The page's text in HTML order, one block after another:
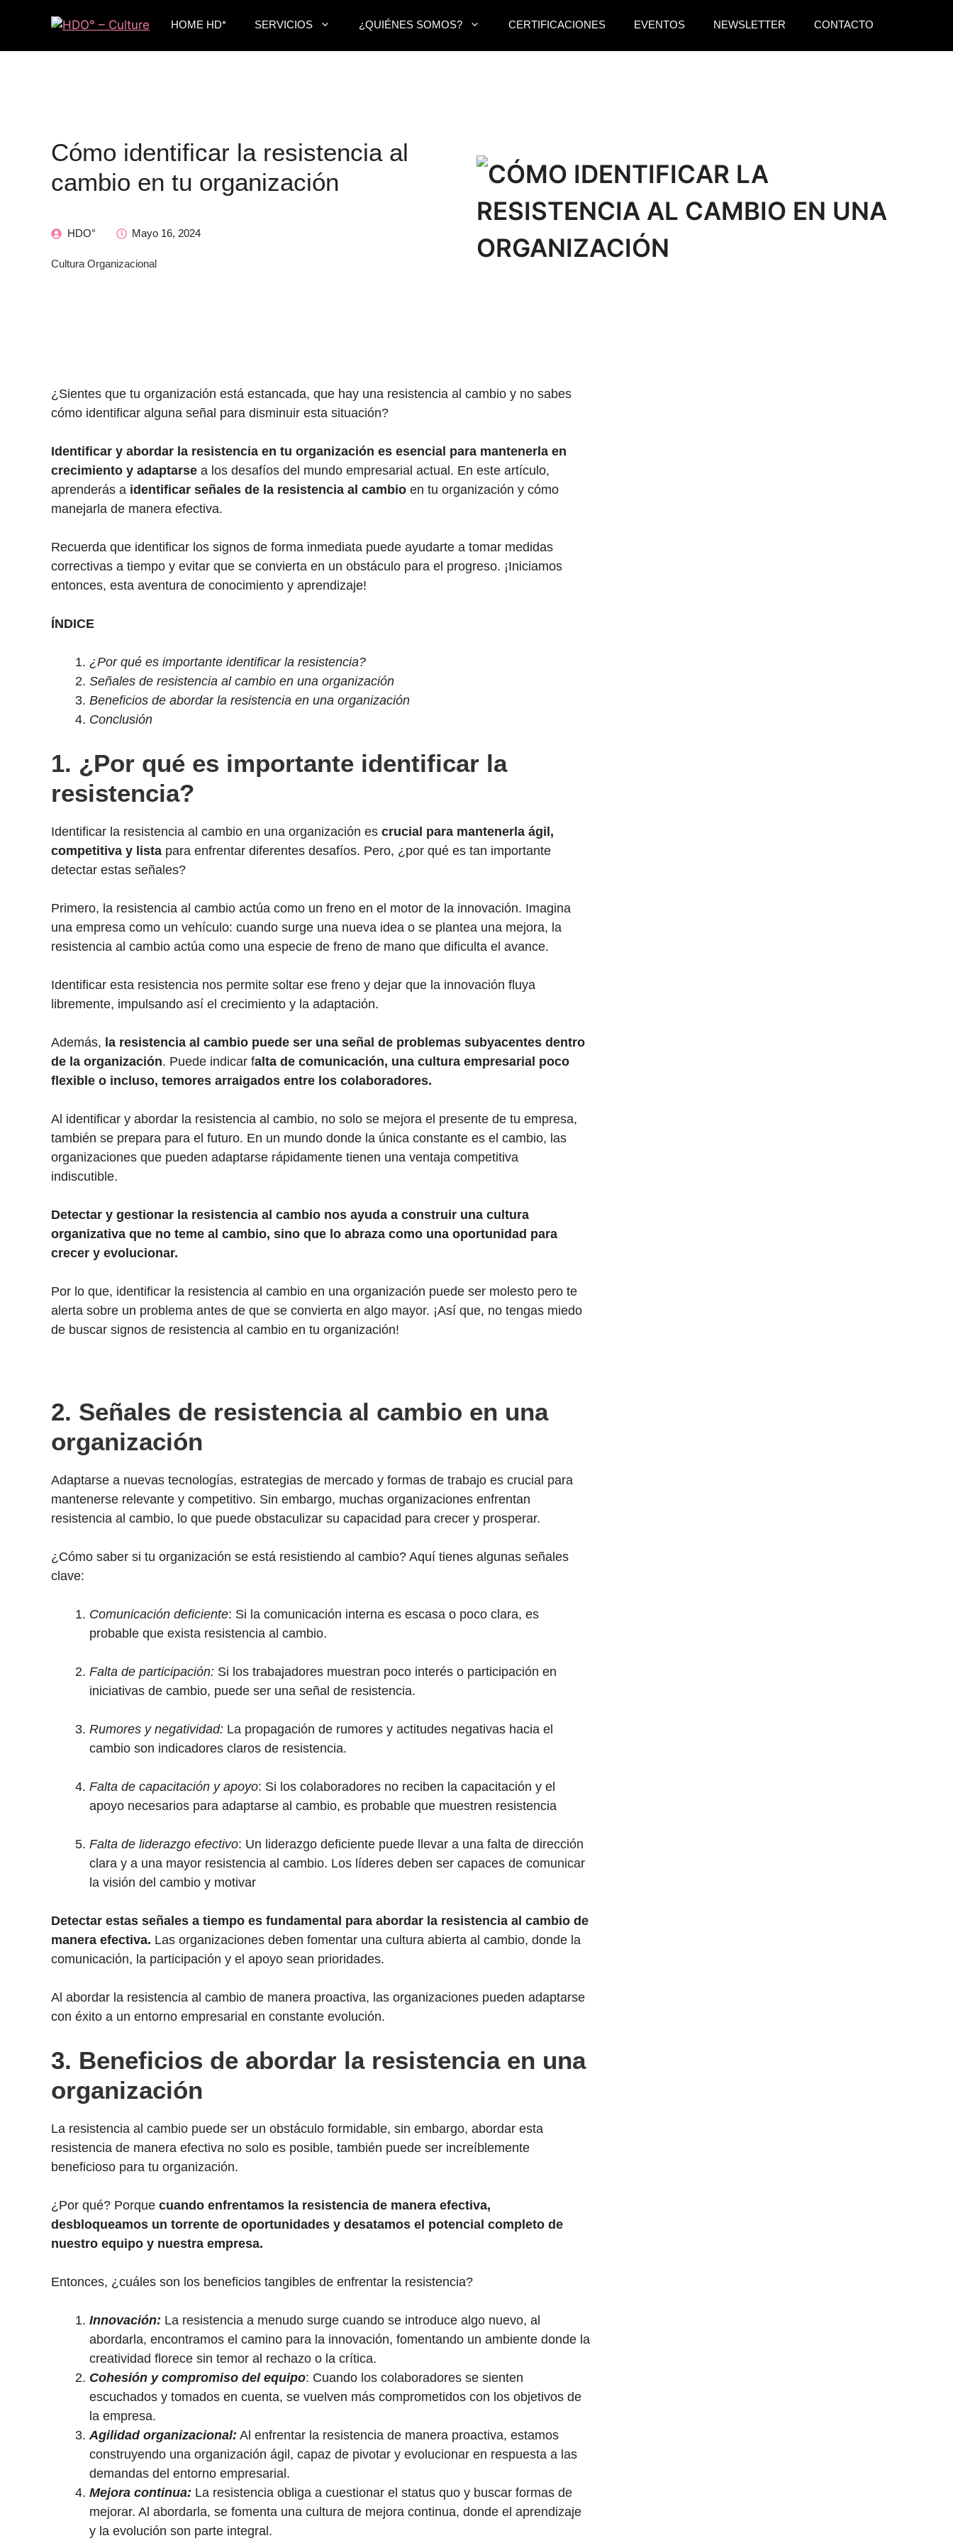
HOME HD* SERVICIOS ¿QUIÉNES SOMOS? CERTIFICACIONES EVENTOS NEWSLETTER CONTACTO
Cómo identificar la resistencia al
cambio en tu organización
HDO° Mayo 16, 2024
Cultura Organizacional
¿Sientes que tu organización está estancada, que hay una resistencia al cambio y no sabes
cómo identificar alguna señal para disminuir esta situación?
Identificar y abordar la resistencia en tu organización es esencial para mantenerla en
crecimiento y adaptarse a los desafíos del mundo empresarial actual. En este artículo,
aprenderás a identificar señales de la resistencia al cambio en tu organización y cómo
manejarla de manera efectiva.
Recuerda que identificar los signos de forma inmediata puede ayudarte a tomar medidas
correctivas a tiempo y evitar que se convierta en un obstáculo para el progreso. ¡Iniciamos
entonces, esta aventura de conocimiento y aprendizaje!
ÍNDICE
¿Por qué es importante identificar la resistencia?
Señales de resistencia al cambio en una organización
Beneficios de abordar la resistencia en una organización
Conclusión
1. ¿Por qué es importante identificar la
resistencia?
Identificar la resistencia al cambio en una organización es crucial para mantenerla ágil,
competitiva y lista para enfrentar diferentes desafíos. Pero, ¿por qué es tan importante
detectar estas señales?
Primero, la resistencia al cambio actúa como un freno en el motor de la innovación. Imagina
una empresa como un vehículo: cuando surge una nueva idea o se plantea una mejora, la
resistencia al cambio actúa como una especie de freno de mano que dificulta el avance.
Identificar esta resistencia nos permite soltar ese freno y dejar que la innovación fluya
libremente, impulsando así el crecimiento y la adaptación.
Además, la resistencia al cambio puede ser una señal de problemas subyacentes dentro
de la organización. Puede indicar falta de comunicación, una cultura empresarial poco
flexible o incluso, temores arraigados entre los colaboradores.
Al identificar y abordar la resistencia al cambio, no solo se mejora el presente de tu empresa,
también se prepara para el futuro. En un mundo donde la única constante es el cambio, las
organizaciones que pueden adaptarse rápidamente tienen una ventaja competitiva
indiscutible.
Detectar y gestionar la resistencia al cambio nos ayuda a construir una cultura
organizativa que no teme al cambio, sino que lo abraza como una oportunidad para
crecer y evolucionar.
Por lo que, identificar la resistencia al cambio en una organización puede ser molesto pero te
alerta sobre un problema antes de que se convierta en algo mayor. ¡Así que, no tengas miedo
de buscar signos de resistencia al cambio en tu organización!
2. Señales de resistencia al cambio en una
organización
Adaptarse a nuevas tecnologías, estrategias de mercado y formas de trabajo es crucial para
mantenerse relevante y competitivo. Sin embargo, muchas organizaciones enfrentan
resistencia al cambio, lo que puede obstaculizar su capacidad para crecer y prosperar.
¿Cómo saber si tu organización se está resistiendo al cambio? Aquí tienes algunas señales
clave:
Comunicación deficiente: Si la comunicación interna es escasa o poco clara, es
probable que exista resistencia al cambio.
Falta de participación: Si los trabajadores muestran poco interés o participación en
iniciativas de cambio, puede ser una señal de resistencia.
Rumores y negatividad: La propagación de rumores y actitudes negativas hacia el
cambio son indicadores claros de resistencia.
Falta de capacitación y apoyo: Si los colaboradores no reciben la capacitación y el
apoyo necesarios para adaptarse al cambio, es probable que muestren resistencia
Falta de liderazgo efectivo: Un liderazgo deficiente puede llevar a una falta de dirección
clara y a una mayor resistencia al cambio. Los líderes deben ser capaces de comunicar
la visión del cambio y motivar
Detectar estas señales a tiempo es fundamental para abordar la resistencia al cambio de
manera efectiva. Las organizaciones deben fomentar una cultura abierta al cambio, donde la
comunicación, la participación y el apoyo sean prioridades.
Al abordar la resistencia al cambio de manera proactiva, las organizaciones pueden adaptarse
con éxito a un entorno empresarial en constante evolución.
3. Beneficios de abordar la resistencia en una
organización
La resistencia al cambio puede ser un obstáculo formidable, sin embargo, abordar esta
resistencia de manera efectiva no solo es posible, también puede ser increíblemente
beneficioso para tu organización.
¿Por qué? Porque cuando enfrentamos la resistencia de manera efectiva,
desbloqueamos un torrente de oportunidades y desatamos el potencial completo de
nuestro equipo y nuestra empresa.
Entonces, ¿cuáles son los beneficios tangibles de enfrentar la resistencia?
Innovación: La resistencia a menudo surge cuando se introduce algo nuevo, al
abordarla, encontramos el camino para la innovación, fomentando un ambiente donde la
creatividad florece sin temor al rechazo o la crítica.
Cohesión y compromiso del equipo: Cuando los colaboradores se sienten
escuchados y tomados en cuenta, se vuelven más comprometidos con los objetivos de
la empresa.
Agilidad organizacional: Al enfrentar la resistencia de manera proactiva, estamos
construyendo una organización ágil, capaz de pivotar y evolucionar en respuesta a las
demandas del entorno empresarial.
Mejora continua: La resistencia obliga a cuestionar el status quo y buscar formas de
mejorar. Al abordarla, se fomenta una cultura de mejora continua, donde el aprendizaje
y la evolución son parte integral.